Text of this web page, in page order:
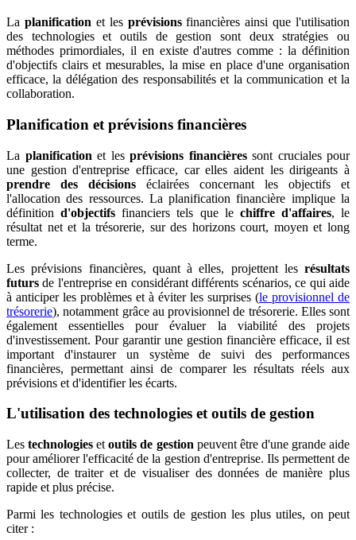
La planification et les prévisionsfinancières ainsi que l'utilisation
des technologies et outils de gestion sont deux stratégies ou
méthodes primordiales, il en existe d'autres comme : la définition
d'objectifs clairs et mesurables, la mise en place d'une organisation
efficace, la délégation des responsabilités et la communication et la
collaboration.
Planification et prévisions financières
La planification et les prévisions financières sont cruciales pour
une gestion d'entreprise efficace, car elles aident les dirigeants à
prendre des décisions éclairées concernant les objectifs et
l'allocation des ressources. La planification financière implique la
définitiond'objectifsfinanciers tels que lechiffre d'affaires, le
résultat net et la trésorerie, sur des horizons court, moyen et long
terme.
Les prévisions financières, quant à elles, projettent les résultats
futursde l'entreprise en considérant différents scénarios, ce qui aide
à anticiper les problèmes et à éviter les surprises (le provisionnel de
trésorerie), notamment grâce au provisionnel de trésorerie. Elles sont
également essentielles pour évaluer la viabilité des projets
d'investissement. Pour garantir une gestion financière efficace, il est
important d'instaurer un système de suivi des performances
financières, permettant ainsi de comparer les résultats réels aux
prévisions et d'identifier les écarts.
L'utilisation des technologies et outils de gestion
Lestechnologieset outils de gestion peuvent être d'une grande aide
pour améliorer l'efficacité de la gestion d'entreprise. Ils permettent de
collecter, de traiter et de visualiser des données de manière plus
rapide et plus précise.
Parmi les technologies et outils de gestion les plus utiles, on peut
citer :